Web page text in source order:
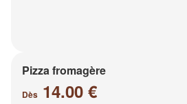
Pizza fromagère
Dès 14.00 €